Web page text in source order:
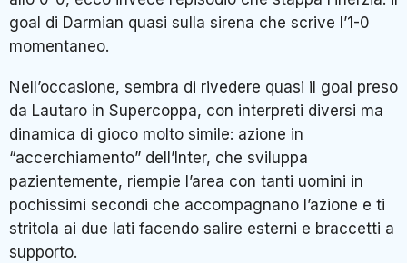
goal di Darmian quasi sulla sirena che scrive l’1-0
momentaneo.
Nell’occasione, sembra di rivedere quasi il goal preso
da Lautaro in Supercoppa, con interpreti diversi ma
dinamica di gioco molto simile: azione in
“accerchiamento” dell’Inter, che sviluppa
pazientemente, riempie l’area con tanti uomini in
pochissimi secondi che accompagnano l’azione e ti
stritola ai due lati facendo salire esterni e braccetti a
supporto.